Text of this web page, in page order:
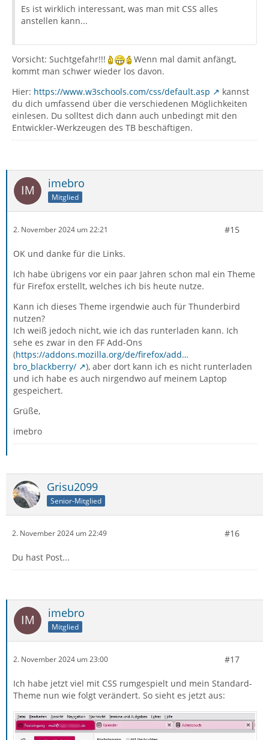
Es ist wirklich interessant, was man mit CSS alles
anstellen kann...
Vorsicht: Suchtgefahr!!!
Wenn mal damit anfängt,
kommt man schwer wieder los davon.
Hier: https://www.w3schools.com/css/default.asp
kannst
du dich umfassend über die verschiedenen Möglichkeiten
einlesen. Du solltest dich dann auch unbedingt mit den
Entwickler-Werkzeugen des TB beschäftigen.
imebro
Mitglied
2. November 2024 um 22:21 #15
OK und danke für die Links.
Ich habe übrigens vor ein paar Jahren schon mal ein Theme
für Firefox erstellt, welches ich bis heute nutze.
Kann ich dieses Theme irgendwie auch für Thunderbird
nutzen?
Ich weiß jedoch nicht, wie ich das runterladen kann. Ich
sehe es zwar in den FF Add-Ons
(https://addons.mozilla.org/de/firefox/add…
bro_blackberry/
), aber dort kann ich es nicht runterladen
und ich habe es auch nirgendwo auf meinem Laptop
gespeichert.
Grüße,
imebro
Grisu2099
Senior-Mitglied
2. November 2024 um 22:49 #16
Du hast Post...
imebro
Mitglied
2. November 2024 um 23:00 #17
Ich habe jetzt viel mit CSS rumgespielt und mein Standard-
Theme nun wie folgt verändert. So sieht es jetzt aus: